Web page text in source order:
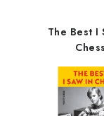
The Best I
Chess